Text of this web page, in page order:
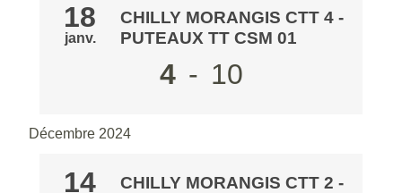
18
janv.
CHILLY MORANGIS CTT 4 -
PUTEAUX TT CSM 01
4 - 10
Décembre 2024
14 CHILLY MORANGIS CTT 2 -